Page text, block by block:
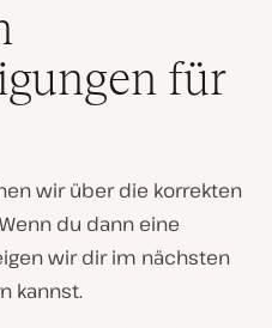
für
wir über die korrekten
du dann eine
wir dir im nächsten
kannst.